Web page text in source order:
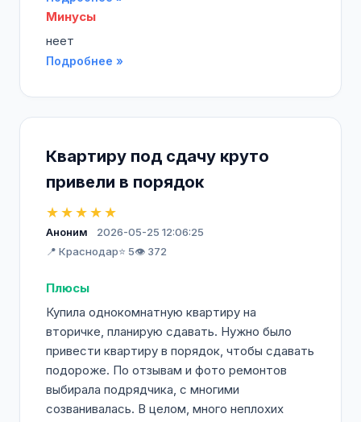
Минусы
неет
Подробнее »
Квартиру под сдачу круто
привели в порядок
★★★★★
Аноним
2026-05-25 12:06:25
📍 Краснодар⭐ 5👁️ 372
Плюсы
Купила однокомнатную квартиру на
вторичке, планирую сдавать. Нужно было
привести квартиру в порядок, чтобы сдавать
подороже. По отзывам и фото ремонтов
выбирала подрядчика, с многими
созванивалась. В целом, много неплохих